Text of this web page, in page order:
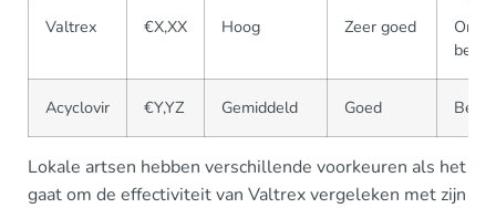
Valtrex €X,XX Hoog Zeer goed
Acyclovir €Y,YZ Gemiddeld Goed
Lokale artsen hebben verschillende voorkeuren als het
gaat om de effectiviteit van Valtrex vergeleken met zijn